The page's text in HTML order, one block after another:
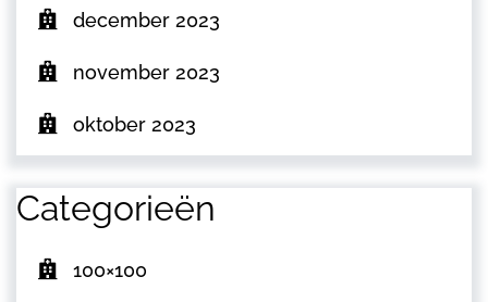
december 2023
november 2023
oktober 2023
Categorieën
100×100